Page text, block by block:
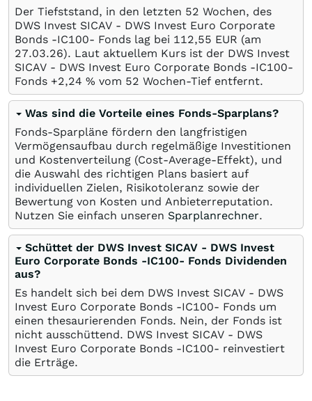
Der Tiefststand, in den letzten 52 Wochen, des
DWS Invest SICAV - DWS Invest Euro Corporate
Bonds -IC100- Fonds lag bei 112,55 EUR (am
27.03.26). Laut aktuellem Kurs ist der DWS Invest
SICAV - DWS Invest Euro Corporate Bonds -IC100-
Fonds +2,24 % vom 52 Wochen-Tief entfernt.
Was sind die Vorteile eines Fonds-Sparplans?
Fonds-Sparpläne fördern den langfristigen
Vermögensaufbau durch regelmäßige Investitionen
und Kostenverteilung (Cost-Average-Effekt), und
die Auswahl des richtigen Plans basiert auf
individuellen Zielen, Risikotoleranz sowie der
Bewertung von Kosten und Anbieterreputation.
Nutzen Sie einfach unseren Sparplanrechner.
Schüttet der DWS Invest SICAV - DWS Invest
Euro Corporate Bonds -IC100- Fonds Dividenden
aus?
Es handelt sich bei dem DWS Invest SICAV - DWS
Invest Euro Corporate Bonds -IC100- Fonds um
einen thesaurierenden Fonds. Nein, der Fonds ist
nicht ausschüttend. DWS Invest SICAV - DWS
Invest Euro Corporate Bonds -IC100- reinvestiert
die Erträge.